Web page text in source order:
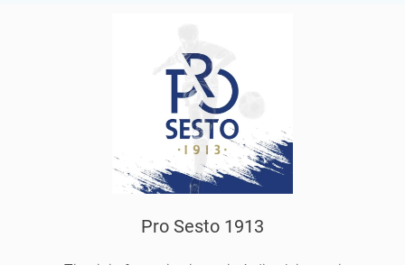
Pro Sesto 1913